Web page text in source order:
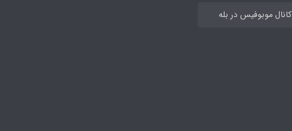
کانال موبوفیس در بله